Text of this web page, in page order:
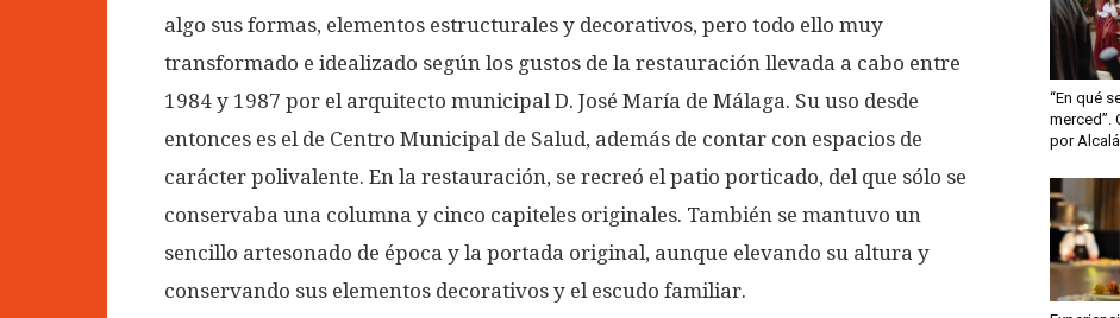
algo sus formas, elementos estructurales y decorativos, pero todo ello muy
transformado e idealizado según los gustos de la restauración llevada a cabo entre
1984 y 1987 por el arquitecto municipal D. José María de Málaga. Su uso desde
entonces es el de Centro Municipal de Salud, además de contar con espacios de
carácter polivalente. En la restauración, se recreó el patio porticado, del que sólo se
conservaba una columna y cinco capiteles originales. También se mantuvo un
sencillo artesonado de época y la portada original, aunque elevando su altura y
conservando sus elementos decorativos y el escudo familiar.
“En qué
merced”.
por Alcalá